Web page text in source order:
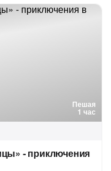
Пешая
1 час
- приключения